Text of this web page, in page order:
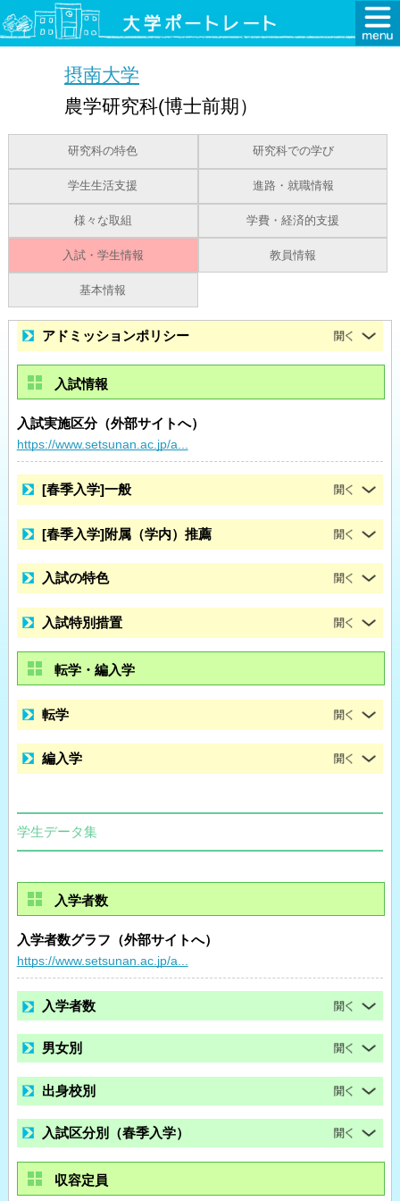
摂南大学
農学研究科(博士前期）
研究科の特色 研究科での学び
学生生活支援 進路・就職情報
様々な取組 学費・経済的支援
入試・学生情報 教員情報
基本情報
アドミッションポリシー
入試情報
入試実施区分（外部サイトへ）
https://www.setsunan.ac.jp/a...
[春季入学]一般
[春季入学]附属（学内）推薦
入試の特色
入試特別措置
転学・編入学
転学
編入学
学生データ集
入学者数
入学者数グラフ（外部サイトへ）
https://www.setsunan.ac.jp/a...
入学者数
男女別
出身校別
入試区分別（春季入学）
収容定員